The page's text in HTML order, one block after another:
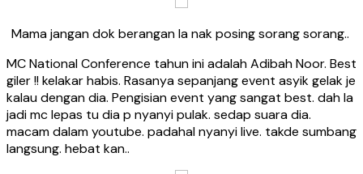
Mama jangan dok berangan la nak posing sorang sorang..
MC National Conference tahun ini adalah Adibah Noor. Best
giler !! kelakar habis. Rasanya sepanjang event asyik gelak je
kalau dengan dia. Pengisian event yang sangat best. dah la
jadi mc lepas tu dia p nyanyi pulak. sedap suara dia.
macam dalam youtube. padahal nyanyi live. takde sumbang
langsung. hebat kan..